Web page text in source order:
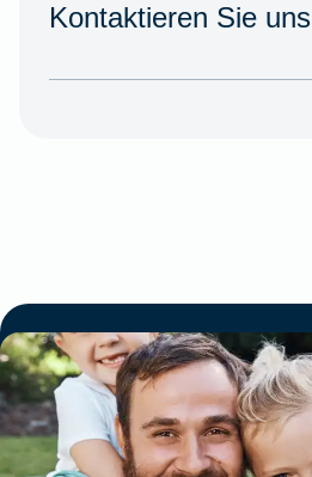
Kontaktieren Sie uns